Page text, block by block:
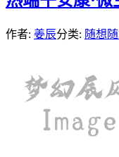
作者: 姜辰分类: 随想